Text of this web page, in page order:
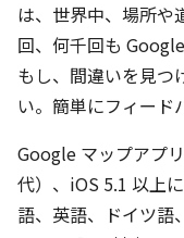
は、世界中、場所や
回、何千回も
もし、間違いを見つ
い。簡単にフィード
Google マップアプ
代）、iOS 5.1 以上
語、英語、ドイツ語